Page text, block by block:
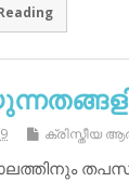
ക്രിസ്തീയ